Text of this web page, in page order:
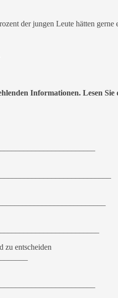
der jungen Leute hätten gerne
Informationen. Lesen
zu entscheiden